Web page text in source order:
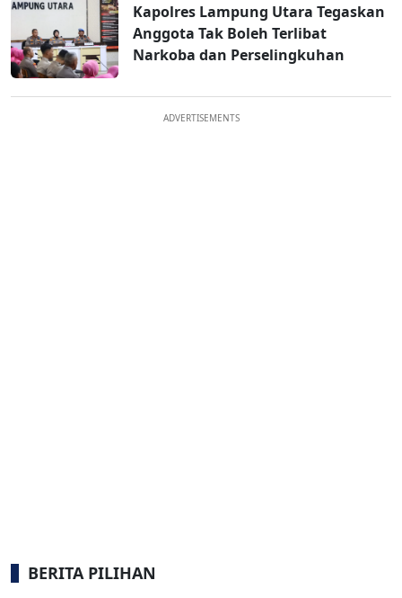
Kapolres Lampung Utara Tegaskan
Anggota Tak Boleh Terlibat
Narkoba dan Perselingkuhan
ADVERTISEMENTS
BERITA PILIHAN